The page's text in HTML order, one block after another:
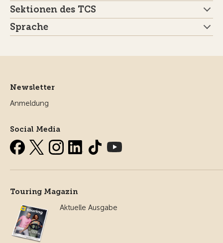
Sektionen des TCS
Sprache
Newsletter
Anmeldung
Social Media
Touring Magazin
Aktuelle Ausgabe